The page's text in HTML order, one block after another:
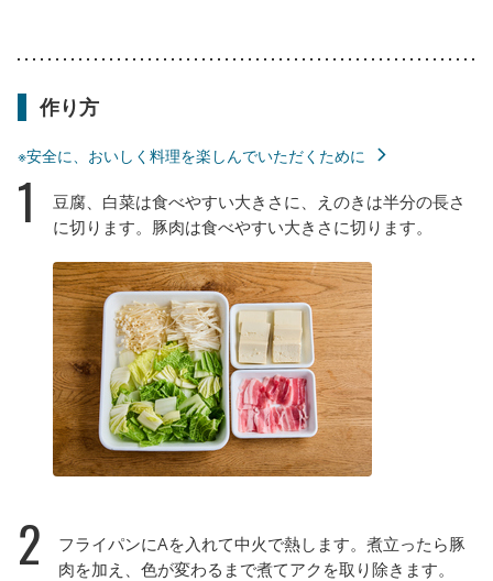
作り方
※安全に、おいしく料理を楽しんでいただくために
1
豆腐、白菜は食べやすい大きさに、えのきは半分の長さ
に切ります。豚肉は食べやすい大きさに切ります。
2
フライパンにAを入れて中火で熱します。煮立ったら豚
肉を加え、色が変わるまで煮てアクを取り除きます。